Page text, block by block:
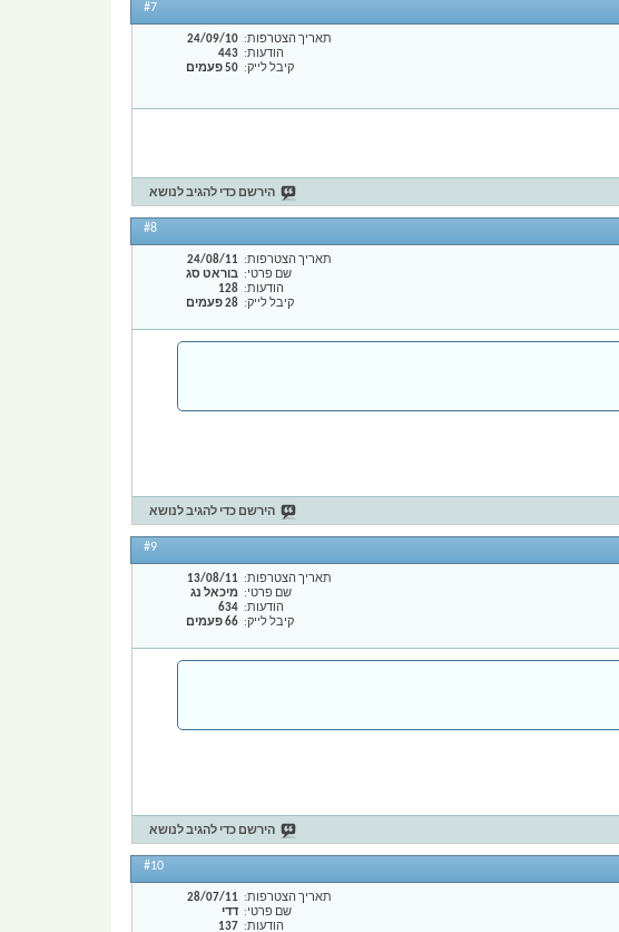
#7
תאריך הצטרפות
24/09/10
הודעות
443
קיבל לייק
50 פעמים
הירשם כדי להגיב לנושא
#8
תאריך הצטרפות
24/08/11
שם פרטי
בוראט סג
הודעות
128
קיבל לייק
28 פעמים
הירשם כדי להגיב לנושא
#9
תאריך הצטרפות
13/08/11
שם פרטי
מיכאל נג
הודעות
634
קיבל לייק
66 פעמים
הירשם כדי להגיב לנושא
#10
תאריך הצטרפות
28/07/11
שם פרטי
דדי
הודעות
137